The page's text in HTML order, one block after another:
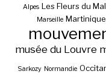
Alpes Les Fleurs du Mal
Marseille Martinique
musée du Louvre
Sarkozy Normandie